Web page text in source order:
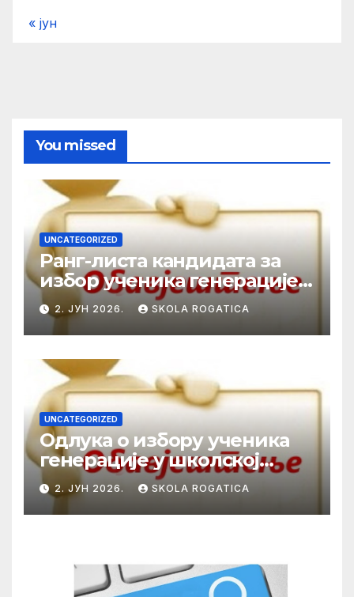
« јун
You missed
UNCATEGORIZED
Ранг-листа кандидата за
избор ученика генерације у
школској 2025/2026. години
2. ЈУН 2026. SKOLA ROGATICA
UNCATEGORIZED
Одлука о избору ученика
генерације у школској
2025/2026. години
2. ЈУН 2026. SKOLA ROGATICA